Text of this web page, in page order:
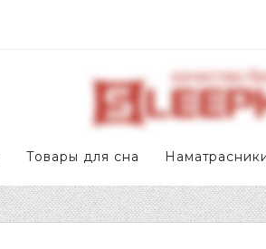
Товары для сна